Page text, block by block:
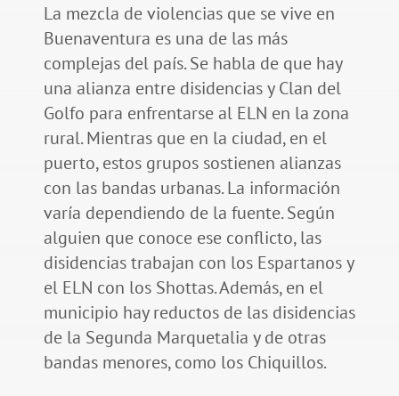
La mezcla de violencias que se vive en
Buenaventura es una de las más
complejas del país. Se habla de que hay
una alianza entre disidencias y Clan del
Golfo para enfrentarse al ELN en la zona
rural. Mientras que en la ciudad, en el
puerto, estos grupos sostienen alianzas
con las bandas urbanas. La información
varía dependiendo de la fuente. Según
alguien que conoce ese conflicto, las
disidencias trabajan con los Espartanos y
el ELN con los Shottas. Además, en el
municipio hay reductos de las disidencias
de la Segunda Marquetalia y de otras
bandas menores, como los Chiquillos.